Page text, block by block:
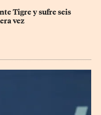
Tigre y sufre seis
vez